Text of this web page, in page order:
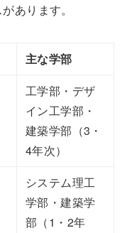
あります。
主な学部
工学部・デザ
イン工学部・
建築学部（3・
4年次）
システム理工
学部・建築学
部（1・2年